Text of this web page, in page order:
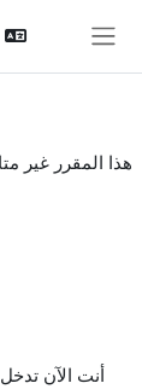
تخطى إلى المحتوى
هذا المقرر غير
أنت الآن